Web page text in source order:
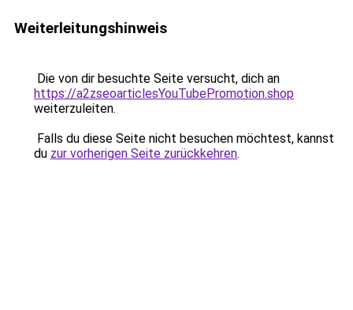
Weiterleitungshinweis
Die von dir besuchte Seite versucht, dich an
https://a2zseoarticlesYouTubePromotion.shop
weiterzuleiten.
Falls du diese Seite nicht besuchen möchtest, kannst
du zur vorherigen Seite zurückkehren.